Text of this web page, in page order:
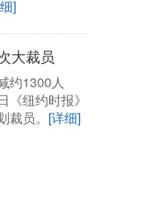
]
大裁员
约1300人
《纽约时报》
裁员。 [详细]